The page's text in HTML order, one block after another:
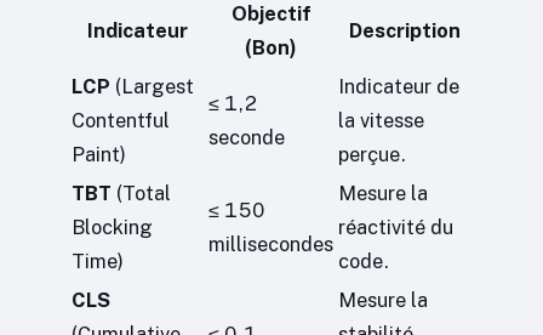
Indicateur
Objectif
(Bon)
Description
LCP (Largest
Contentful
Paint)
≤ 1,2
seconde
Indicateur de
la vitesse
perçue.
TBT (Total
Blocking
Time)
≤ 150
millisecondes
Mesure la
réactivité du
code.
CLS
Mesure la